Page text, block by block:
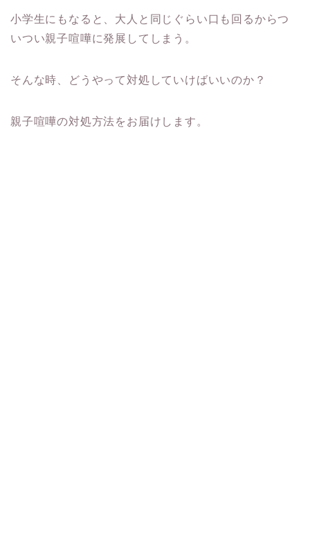
小学生にもなると、大人と同じぐらい口も回るからつ
いつい親子喧嘩に発展してしまう。
そんな時、どうやって対処していけばいいのか？
親子喧嘩の対処方法をお届けします。